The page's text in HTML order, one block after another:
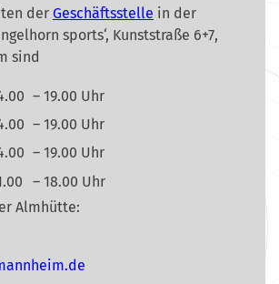
der Geschäftsstelle in der
sports‘, Kunststraße 6+7,
sind
– 19.00 Uhr
– 19.00 Uhr
– 19.00 Uhr
– 18.00 Uhr
Almhütte:
ed.mi
ehnna